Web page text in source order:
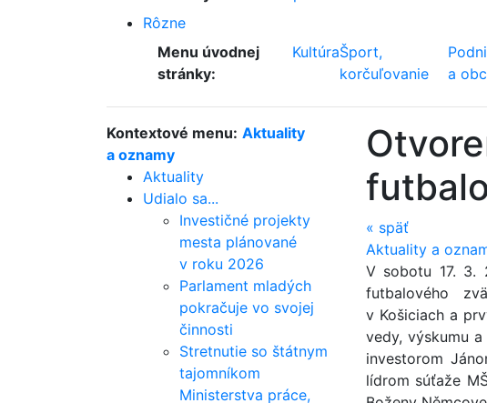
Rôzne
Menu úvodnej
stránky:
KultúraŠport,
korčuľovanie
a
Kontextové menu: Aktuality
a oznamy
Aktuality
Udialo sa...
Investičné projekty
mesta plánované
v roku 2026
Parlament mladých
pokračuje vo svojej
činnosti
Stretnutie so štátnym
tajomníkom
Ministerstva práce,
« späť
Aktuality a
V sobotu 17. 3.
futbalového
v Košiciach a
vedy, výskumu
investorom
lídrom súťaže